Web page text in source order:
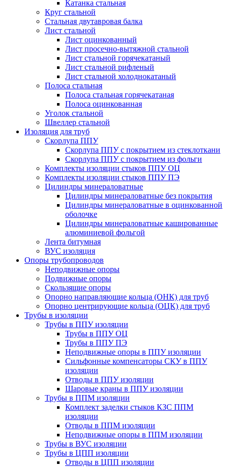
Катанка стальная
Круг стальной
Стальная двутавровая балка
Лист стальной
Лист оцинкованный
Лист просечно-вытяжной стальной
Лист стальной горячекатаный
Лист стальной рифленый
Лист стальной холоднокатаный
Полоса стальная
Полоса стальная горячекатаная
Полоса оцинкованная
Уголок стальной
Швеллер стальной
Изоляция для труб
Скорлупа ППУ
Скорлупа ППУ с покрытием из стеклоткани
Скорлупа ППУ с покрытием из фольги
Комплекты изоляции стыков ППУ ОЦ
Комплекты изоляции стыков ППУ ПЭ
Цилиндры минераловатные
Цилиндры минераловатные без покрытия
Цилиндры минераловатные в оцинкованной
оболочке
Цилиндры минераловатные кашированные
алюминиевой фольгой
Лента битумная
ВУС изоляция
Опоры трубопроводов
Неподвижные опоры
Подвижные опоры
Скользящие опоры
Опорно направляющие кольца (ОНК) для труб
Опорно центрирующие кольца (ОЦК) для труб
Трубы в изоляции
Трубы в ППУ изоляции
Трубы в ППУ ОЦ
Трубы в ППУ ПЭ
Неподвижные опоры в ППУ изоляции
Сильфонные компенсаторы СКУ в ППУ
изоляции
Отводы в ППУ изоляции
Шаровые краны в ППУ изоляции
Трубы в ППМ изоляции
Комплект заделки стыков КЗС ППМ
изоляции
Отводы в ППМ изоляции
Неподвижные опоры в ППМ изоляции
Трубы в ВУС изоляции
Трубы в ЦПП изоляции
Отводы в ЦПП изоляции